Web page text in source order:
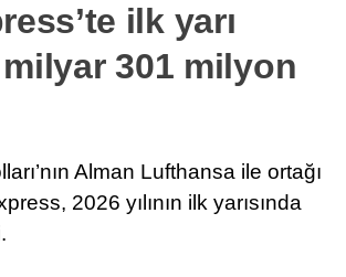
ilk yarı
milyar 301 milyon
Alman Lufthansa ile ortağı
2026 yılının ilk yarısında